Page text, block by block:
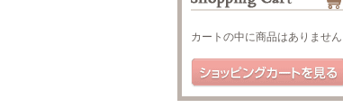
カートの中に商品はありません